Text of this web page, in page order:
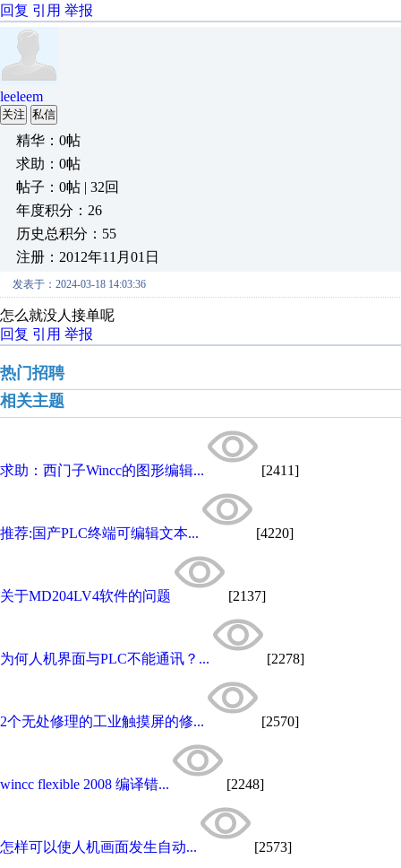
回复 引用 举报
leeleem
关注 私信
精华：0帖
求助：0帖
帖子：0帖 | 32回
年度积分：26
历史总积分：55
注册：2012年11月01日
发表于：2024-03-18 14:03:36
怎么就没人接单呢
回复 引用 举报
热门招聘
相关主题
求助：西门子Wincc的图形编辑... [2411]
推荐:国产PLC终端可编辑文本... [4220]
关于MD204LV4软件的问题 [2137]
为何人机界面与PLC不能通讯？... [2278]
2个无处修理的工业触摸屏的修... [2570]
wincc flexible 2008 编译错... [2248]
怎样可以使人机画面发生自动... [2573]